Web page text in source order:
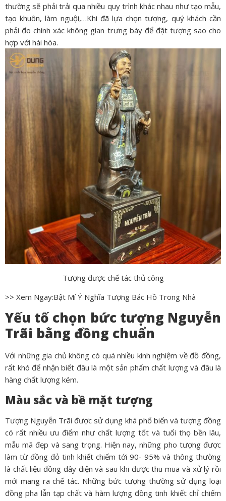
thường sẽ phải trải qua nhiều quy trình khác nhau như tạo mẫu,
tạo khuôn, làm nguội,…Khi đã lựa chọn tượng, quý khách cần
phải đo chính xác không gian trưng bày để đặt tượng sao cho
hợp với hài hòa.
Tượng được chế tác thủ công
>> Xem Ngay:Bật Mí Ý Nghĩa Tượng Bác Hồ Trong Nhà
Yếu tố chọn bức tượng Nguyễn
Trãi bằng đồng chuẩn
Với những gia chủ không có quá nhiều kinh nghiệm về đồ đồng,
rất khó để nhận biết đâu là một sản phẩm chất lượng và đâu là
hàng chất lượng kém.
Màu sắc và bề mặt tượng
Tượng Nguyễn Trãi được sử dụng khá phổ biến và tượng đồng
có rất nhiều ưu điểm như chất lượng tốt và tuổi thọ bền lâu,
mẫu mã đẹp và sang trọng. Hiện nay, những pho tượng được
làm từ đồng đỏ tinh khiết chiếm tới 90- 95% và thông thường
là chất liệu đồng dây điện và sau khi được thu mua và xử lý rồi
mới mang ra chế tác. Những bức tượng thường sử dụng loại
đồng pha lẫn tạp chất và hàm lượng đồng tinh khiết chỉ chiếm